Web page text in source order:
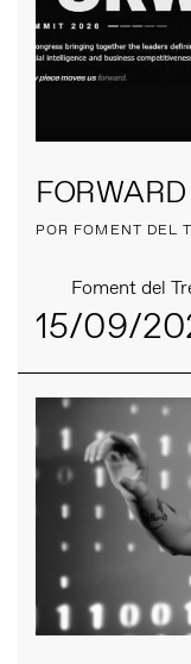
POR FOMENT DEL
Foment del
15/09/